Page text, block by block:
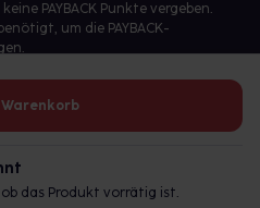
Warenkorb
das Produkt vorrätig ist.
PAYBACK Punkte vergeben.
um die PAYBACK-
gesund.de GmbH &